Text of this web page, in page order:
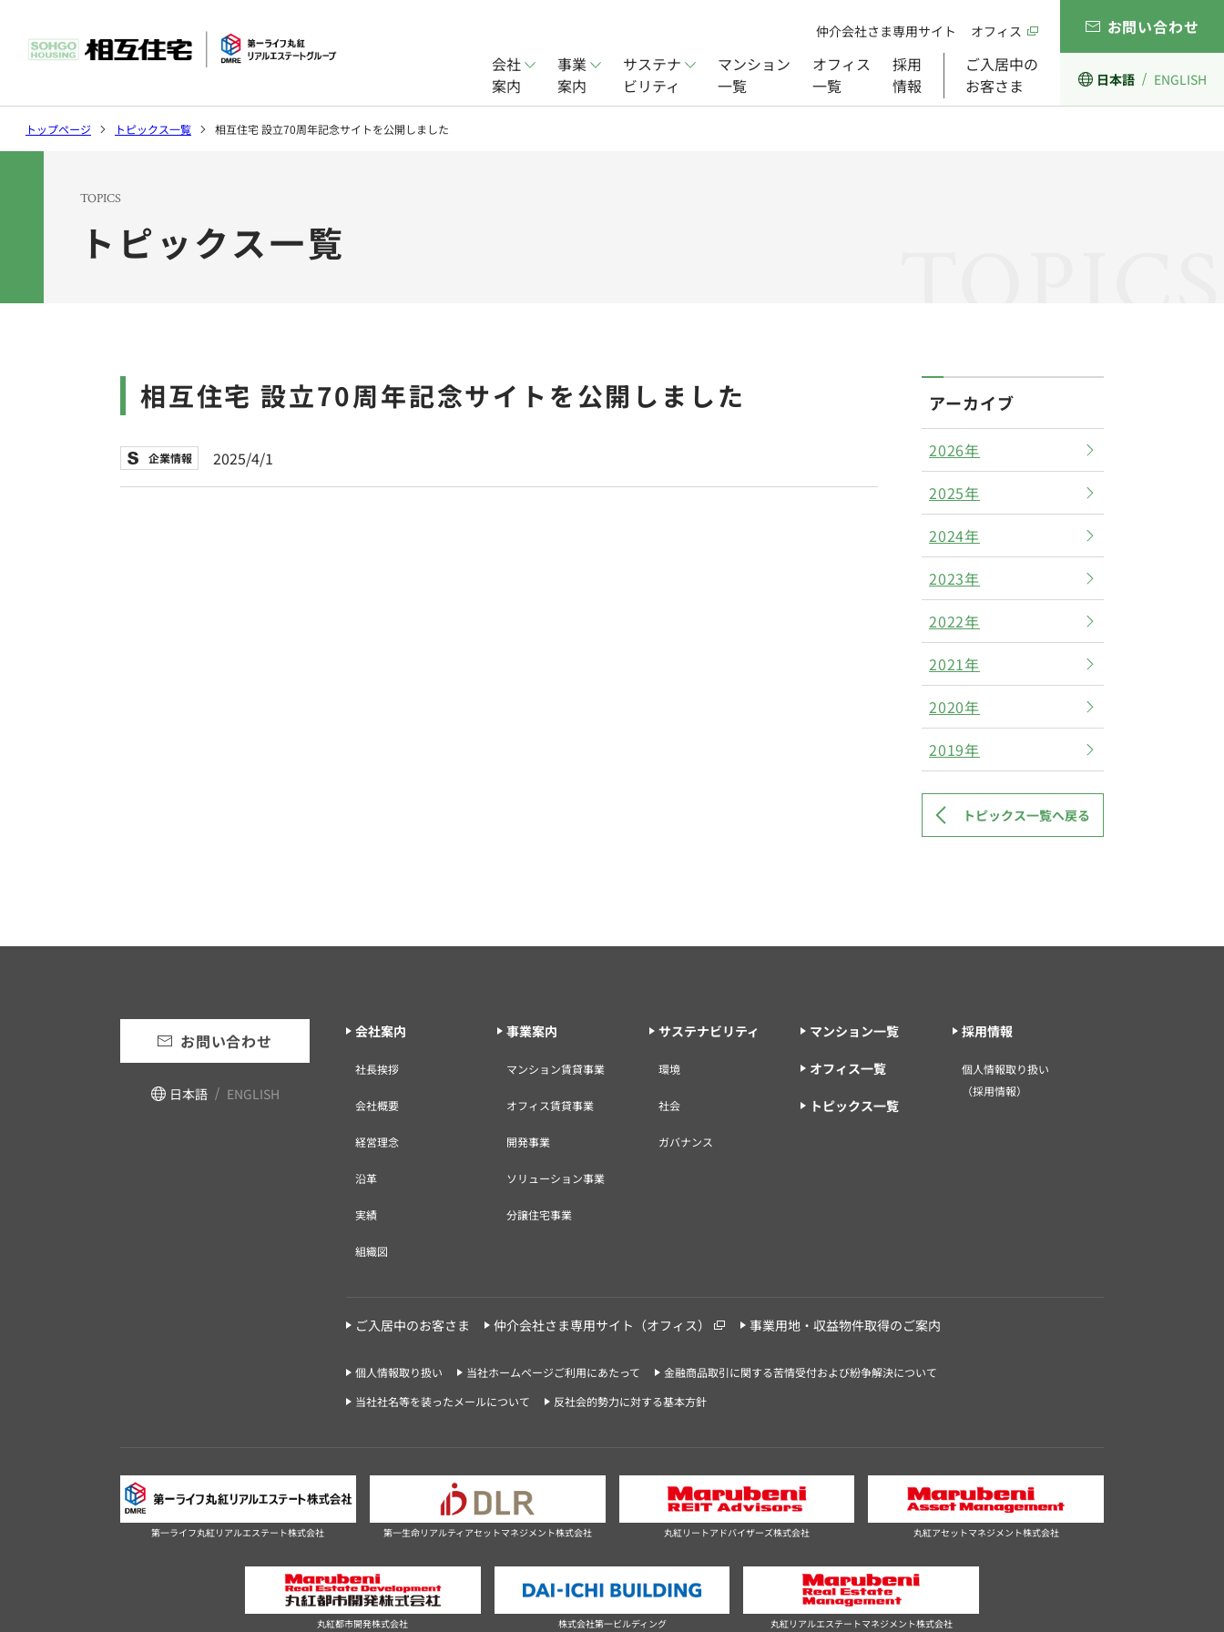
仲介会社さま専用サイト オフィス
お問い合わせ
会社
案内
会社案内トップ
社長挨拶
トピックス一覧
事業
案内
事業案内トップ
マンション賃貸事業
サステナ
ビリティ
サステナビリティ
環境
マンション
一覧
オフィス
一覧
採用
情報
ご入居中の
お客さま
日本語 ENGLISH
トップページ トピックス一覧 相互住宅 設立70周年記念サイトを公開しました
TOPICS
トピックス一覧
相互住宅 設立70周年記念サイトを公開しました
企業情報 2025/4/1
アーカイブ
2026年
2025年
2024年
2023年
2022年
2021年
2020年
2019年
トピックス一覧へ戻る
お問い合わせ
日本語 ENGLISH
会社案内
社長挨拶
会社概要
経営理念
沿革
実績
組織図
事業案内
マンション賃貸事業
オフィス賃貸事業
開発事業
ソリューション事業
分譲住宅事業
サステナビリティ
環境
社会
ガバナンス
マンション一覧
オフィス一覧
トピックス一覧
採用情報
個人情報取り扱い
（採用情報）
ご入居中のお客さま 仲介会社さま専用サイト（オフィス） 事業用地・収益物件取得のご案内
個人情報取り扱い 当社ホームページご利用にあたって
金融商品取引に関する苦情受付および紛争解決について
当社社名等を装ったメールについて
反社会的勢力に対する基本方針
第一ライフ丸紅リアルエステート株式会社 第一生命リアルティアセットマネジメント株式会社 丸紅リートアドバイザーズ株式会社 丸紅アセットマネジメント株式会社
丸紅都市開発株式会社 株式会社第一ビルディング 丸紅リアルエステートマネジメント株式会社